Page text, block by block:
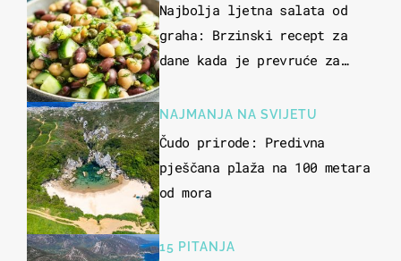
Najbolja ljetna salata od
graha: Brzinski recept za
dane kada je prevruće za
NAJMANJA NA SVIJETU
Čudo prirode: Predivna
pješčana plaža na 100 metara
od mora
15 PITANJA